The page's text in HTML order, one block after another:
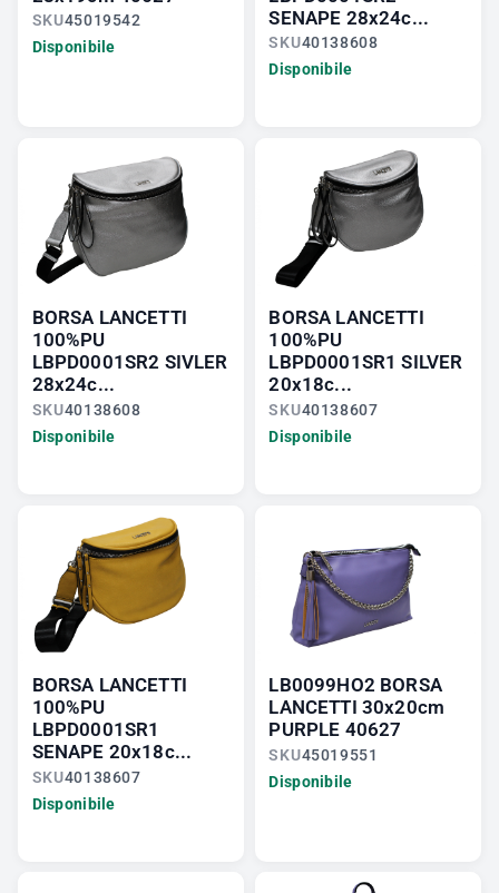
SKU45019542
Disponibile
SENAPE 28x24c...
SKU40138608
Disponibile
BORSA LANCETTI
100%PU
LBPD0001SR2 SIVLER
28x24c...
SKU40138608
Disponibile
BORSA LANCETTI
100%PU
LBPD0001SR1 SILVER
20x18c...
SKU40138607
Disponibile
BORSA LANCETTI
100%PU
LBPD0001SR1
SENAPE 20x18c...
SKU40138607
Disponibile
LB0099HO2 BORSA
LANCETTI 30x20cm
PURPLE 40627
SKU45019551
Disponibile